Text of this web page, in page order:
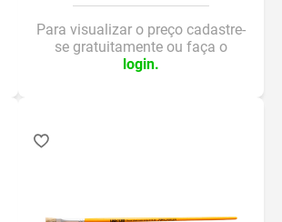
Para visualizar o preço cadastre-
se gratuitamente ou faça o
login.